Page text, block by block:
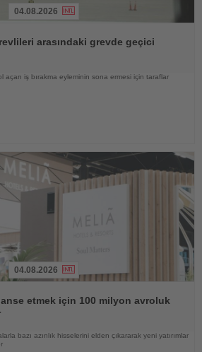
04.08.2026
arasındaki grevde geçici
açan iş bırakma eyleminin sona ermesi için taraflar
04.08.2026
etmek için 100 milyon avroluk
bazı azınlık hisselerini elden çıkararak yeni yatırımlar